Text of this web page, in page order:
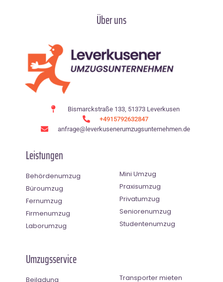
Über uns
Bismarckstraße 133, 51373 Leverkusen
+4915792632847
anfrage@leverkusenerumzugsunternehmen.de
Leistungen
Behördenumzug
Büroumzug
Fernumzug
Firmenumzug
Laborumzug
Mini Umzug
Praxisumzug
Privatumzug
Seniorenumzug
Studentenumzug
Umzugsservice
Beiladung Transporter mieten